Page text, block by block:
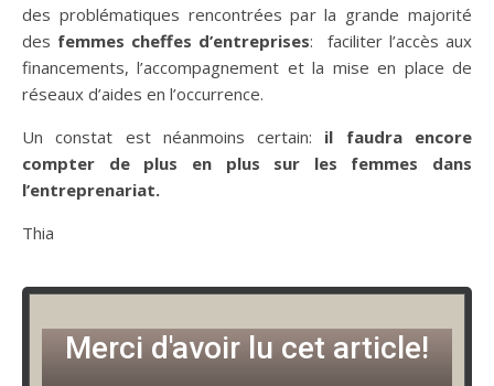
des problématiques rencontrées par la grande majorité
des femmes cheffes d’entreprises: faciliter l’accès aux
financements, l’accompagnement et la mise en place de
réseaux d’aides en l’occurrence.
Un constat est néanmoins certain: il faudra encore
compter de plus en plus sur les femmes dans
l’entreprenariat.
Thia
Merci d'avoir lu cet article!